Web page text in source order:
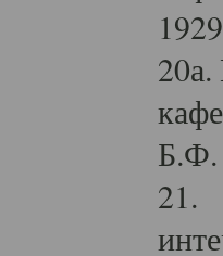
Б.Ф.
21.